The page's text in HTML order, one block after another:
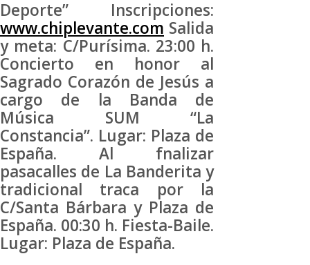
Deporte” Inscripciones:
www.chiplevante.com Salida
y meta: C/Purísima. 23:00 h.
Concierto en honor al
Sagrado Corazón de Jesús a
cargo de la Banda de
Música SUM “La
Constancia”. Lugar: Plaza de
España. Al fnalizar
pasacalles de La Banderita y
tradicional traca por la
C/Santa Bárbara y Plaza de
España. 00:30 h. Fiesta-Baile.
Lugar: Plaza de España.